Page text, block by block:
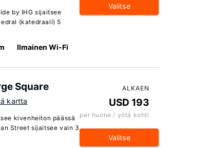
by IHG sijaitsee
(katedraali) 5
Ilmainen Wi-Fi
Valitse
Square
kartta
kivenheiton päässä
Street sijaitsee vain 3
ALKAEN
USD 193
per huone / yötä kohti
Valitse